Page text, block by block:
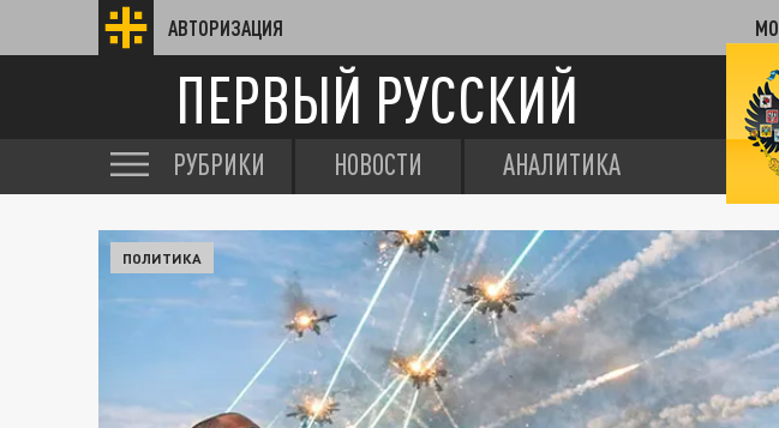
АВТОРИЗАЦИЯ
ПЕРВЫЙ РУССКИЙ
РУБРИКИ НОВОСТИ АНАЛИТИКА
ПОЛИТИКА